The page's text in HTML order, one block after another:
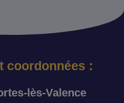
coordonnées :
lès-Valence